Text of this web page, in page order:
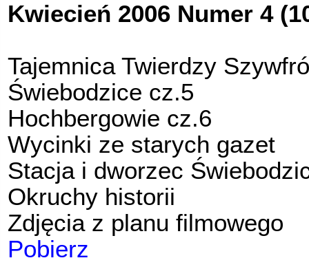
Kwiecień 2006 Numer 4
Tajemnica Twierdzy
Świebodzice cz.5
Hochbergowie cz.6
Wycinki ze starych gazet
Stacja i dworzec
Okruchy historii
Zdjęcia z planu filmowego
Pobierz